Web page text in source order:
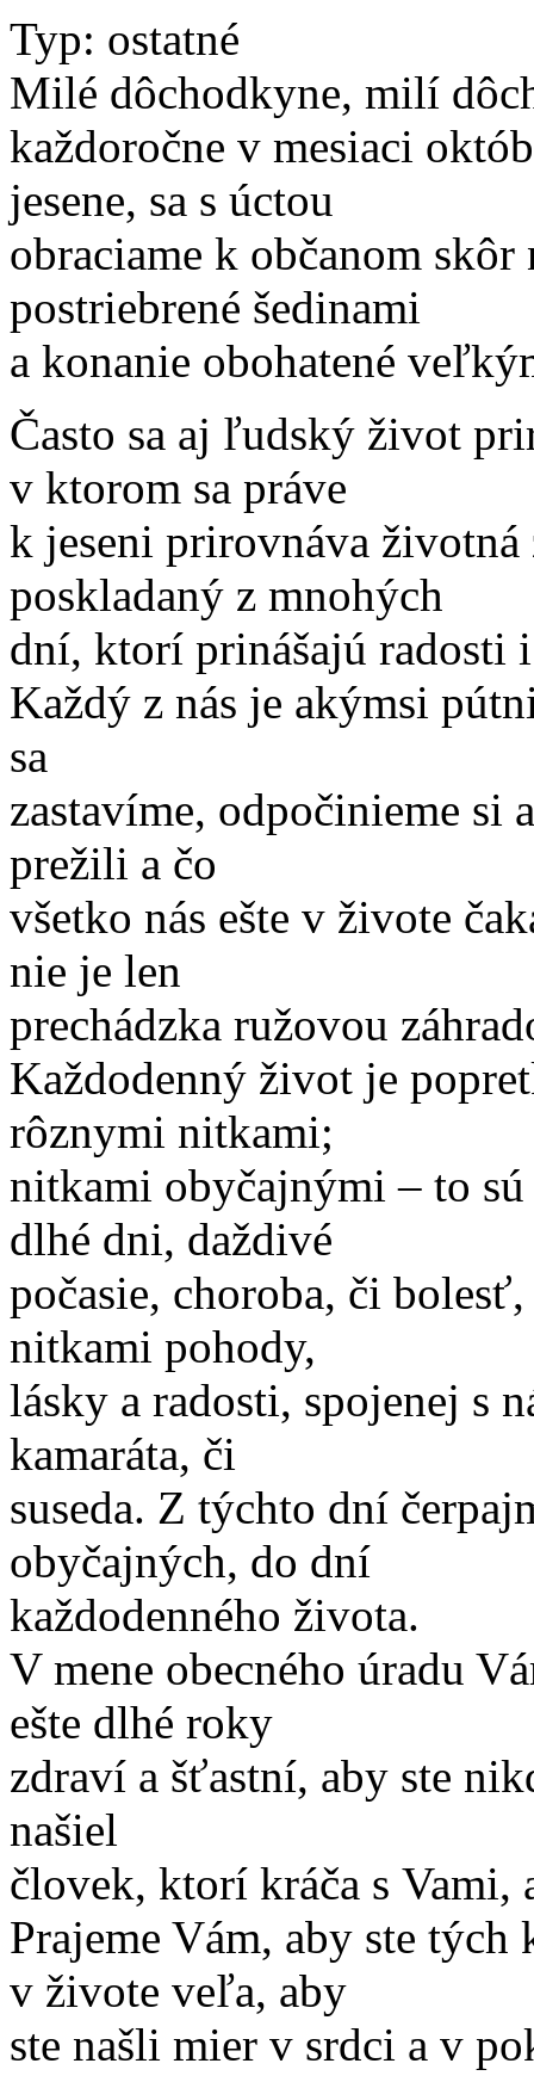
Typ: ostatné
Milé dôchodkyne, milí
každoročne v mesiaci
jesene, sa s úctou
obraciame k občanom
postriebrené šedinami
a konanie obohatené
Často sa aj ľudský život
v ktorom sa práve
k jeseni prirovnáva
poskladaný z mnohých
dní, ktorí prinášajú radosti
Každý z nás je akýmsi
sa
zastavíme, odpočinieme si
prežili a čo
všetko nás ešte v živote
nie je len
prechádzka ružovou
Každodenný život je
rôznymi nitkami;
nitkami obyčajnými – to sú
dlhé dni, daždivé
počasie, choroba, či
nitkami pohody,
lásky a radosti, spojenej s
kamaráta, či
suseda. Z týchto dní
obyčajných, do dní
každodenného života.
V mene obecného úradu
ešte dlhé roky
zdraví a šťastní, aby ste
našiel
človek, ktorí kráča s Vami,
Prajeme Vám, aby ste
v živote veľa, aby
ste našli mier v srdci a v